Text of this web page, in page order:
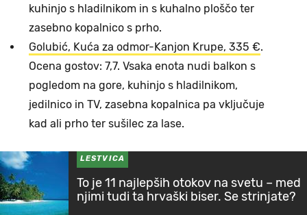
kuhinjo s hladilnikom in s kuhalno ploščo ter
zasebno kopalnico s prho.
Golubić, Kuća za odmor-Kanjon Krupe, 335 €.
Ocena gostov: 7,7. Vsaka enota nudi balkon s
pogledom na gore, kuhinjo s hladilnikom,
jedilnico in TV, zasebna kopalnica pa vključuje
kad ali prho ter sušilec za lase.
LESTVICA
To je 11 najlepših otokov na svetu – med
njimi tudi ta hrvaški biser. Se strinjate?